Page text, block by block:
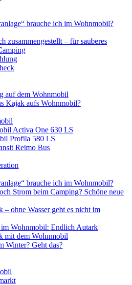
brauche ich im Wohnmobil?
zusammengestellt – für sauberes
auf dem Wohnmobil
Kajak aufs Wohnmobil?
Activa One 630 LS
Profila 580 LS
Reimo Bus
brauche ich im Wohnmobil?
Strom beim Camping? Schöne neue
– ohne Wasser geht es nicht im
im Wohnmobil: Endlich Autark
mit dem Wohnmobil
Winter? Geht das?